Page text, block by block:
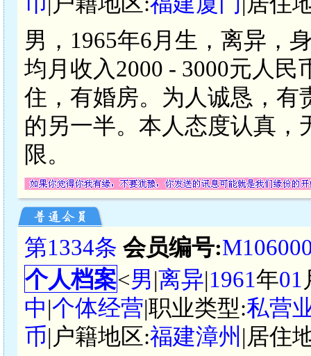
男，1965年6月生，离异，
均月收入2000 - 3000元人
住，有婚房。为人诚恳，有
的另一半。本人态度认真
限。
第1334条 会员编号:
个人档案<男|离异|1961年01
中|个体经营|职业类型:私营
币|户籍地区:福建漳州 |居住